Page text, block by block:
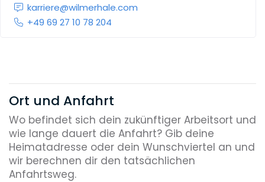
karriere@wilmerhale.com
+49 69 27 10 78 204
Ort und Anfahrt
Wo befindet sich dein zukünftiger Arbeitsort und
wie lange dauert die Anfahrt? Gib deine
Heimatadresse oder dein Wunschviertel an und
wir berechnen dir den tatsächlichen
Anfahrtsweg.